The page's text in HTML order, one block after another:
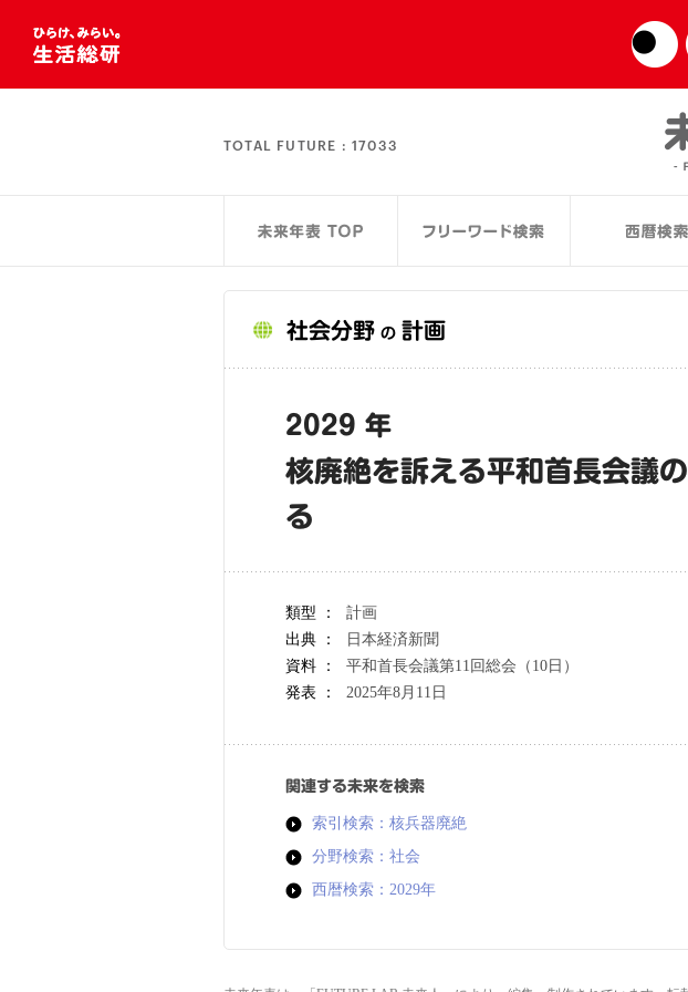
TOTAL FUTURE : 17033
社会分野 の 計画
2029 年
核廃絶を訴える平和首長会議
る
類型 ：
計画
出典 ：
日本経済新聞
資料 ：
平和首長会議第11回総会（10日）
発表 ：
2025年8月11日
関連する未来を検索
索引検索：核兵器廃絶
分野検索：社会
西暦検索：2029年